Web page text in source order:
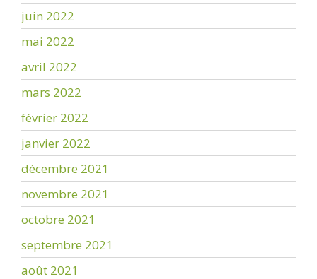
juin 2022
mai 2022
avril 2022
mars 2022
février 2022
janvier 2022
décembre 2021
novembre 2021
octobre 2021
septembre 2021
août 2021